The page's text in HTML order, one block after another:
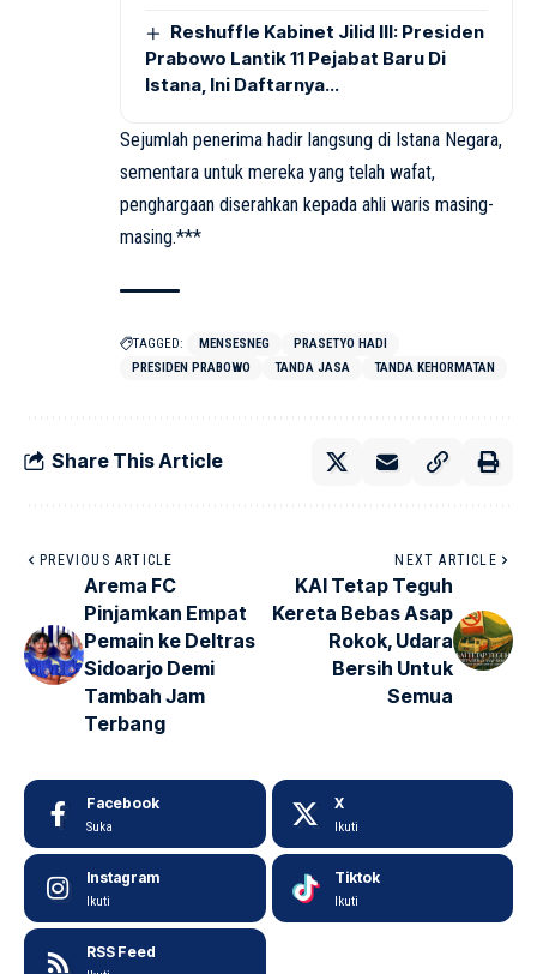
Reshuffle Kabinet Jilid III: Presiden
Prabowo Lantik 11 Pejabat Baru Di
Istana, Ini Daftarnya…
Sejumlah penerima hadir langsung di Istana Negara,
sementara untuk mereka yang telah wafat,
penghargaan diserahkan kepada ahli waris masing-
masing.***
TAGGED: MENSESNEG
PRASETYO HADI
PRESIDEN PRABOWO
TANDA JASA TANDA KEHORMATAN
Share This Article
PREVIOUS ARTICLE
Arema FC
Pinjamkan Empat
Pemain ke Deltras
Sidoarjo Demi
Tambah Jam
Terbang
NEXT ARTICLE
KAI Tetap Teguh
Kereta Bebas Asap
Rokok, Udara
Bersih Untuk
Semua
Facebook
Suka
X
Ikuti
Instagram
Ikuti
Tiktok
Ikuti
RSS Feed